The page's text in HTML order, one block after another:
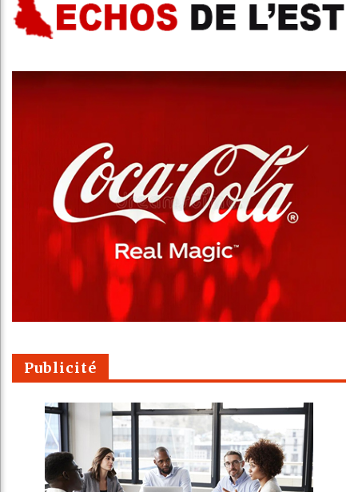
Publicité